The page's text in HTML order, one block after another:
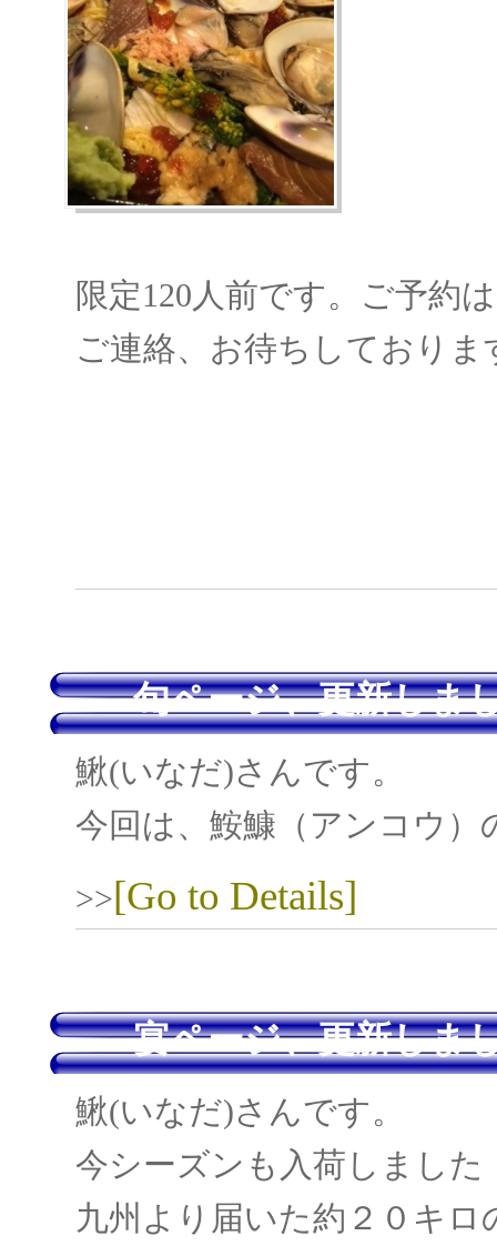
限定120人前です。ご予約
ご連絡、お待ちしておりま
旬ページ、更新しま
鰍(いなだ)さんです。
今回は、鮟鱇（アンコウ）
>>[Go to Details]
宴ページ、更新しま
鰍(いなだ)さんです。
今シーズンも入荷しました
九州より届いた約２０キ